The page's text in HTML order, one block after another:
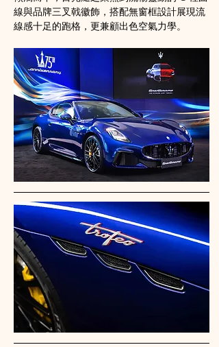
線與品牌三叉戟徽飾，搭配無窗框設計展現流
線感十足的跑格，更兼顧出色空氣力學。